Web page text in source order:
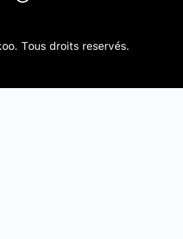
Tous droits reservés.